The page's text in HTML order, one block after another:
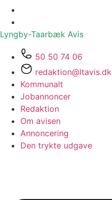
Lyngby-Taarbæk Avis
50 50 74 06
redaktion@ltavis.dk
Kommunalt
Jobannoncer
Redaktion
Om avisen
Annoncering
Den trykte udgave